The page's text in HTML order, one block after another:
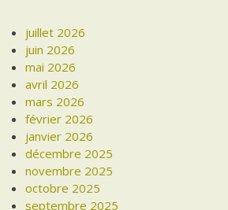
juillet 2026
juin 2026
mai 2026
avril 2026
mars 2026
février 2026
janvier 2026
décembre 2025
novembre 2025
octobre 2025
septembre 2025